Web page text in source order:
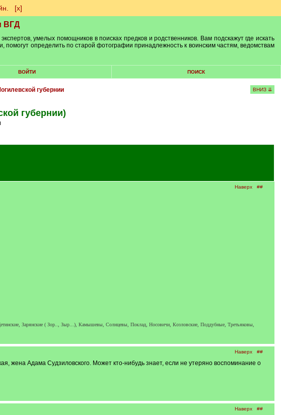
[х]
ВГД
умелых помощников в поисках предков и родственников. Вам подскажут где искать
определить по старой фотографии принадлежность к воинским частям, ведомствам
ВОЙТИ ПОИСК
губернии ВНИЗ ⇊
губернии)
Наверх ##
Зарянские ( Зор.., Зыр...), Камышевы, Солнцевы, Поклад, Носовичи, Козловские, Поддубные, Третьяковы,
Наверх ##
жена Адама Судзиловского. Может кто-нибудь знает, если не утеряно воспоминание о
Наверх ##